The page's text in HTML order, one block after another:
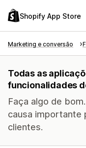
Shopify App Store
Marketing e conversão
Todas as
funcionalidades
Faça algo de
causa importante
clientes.